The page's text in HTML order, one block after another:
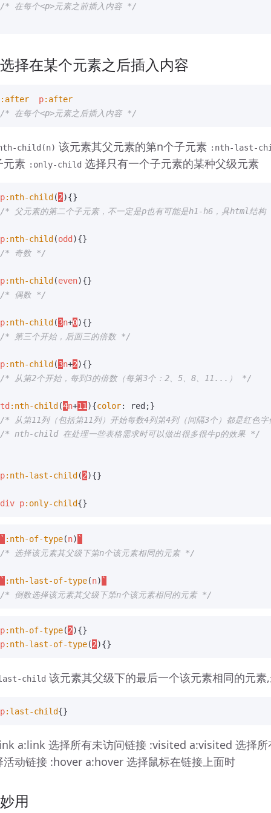
/* 在每个<p>元素之前插入内容 */
择在某个元素之后插入内容
:after p:after
/* 在每个<p>元素之后插入内容 */
child(n) 该元素其父元素的第n个子元素 :nth-last-
元素 :only-child 选择只有一个子元素的某种父级元素
p:nth-child (2){}
/* 父元素的第二个子元素，不一定是p也有可能是h1-h6，具html结
p:nth-child (odd ){}
/* 奇数 */
p:nth-child (even){}
/* 偶数 */
p:nth-child (3n+0){}
/* 第三个开始，后面三的倍数 */
p:nth-child (3n+2){}
/* 从第2个开始，每到3的倍数（每第3个：2、5、8、11...） */
td :nth-child (4n+11 ){color: red ;}
/* 从第11列（包括第11列）开始每数4列第4列（间隔3个）都是红色
/* nth-child 在处理一些表格需求时可以做出很多很牛p的效果 */
p:nth-last-child (2){}
div p:only-child{}
` :nth-of-type(n) `
/* 选择该元素其父级下第n个该元素相同的元素 */
` :nth-last-of-type(n) `
/* 倒数选择该元素其父级下第n个该元素相同的元素 */
p:nth-of-type(2){}
p:nth-last-of-type(2){}
child 该元素其父级下的最后一个该元素相同的元
p:last-child{}
a:link 选择所有未访问链接 :visited a:visited 选择
活动链接 :hover a:hover 选择鼠标在链接上面时
用